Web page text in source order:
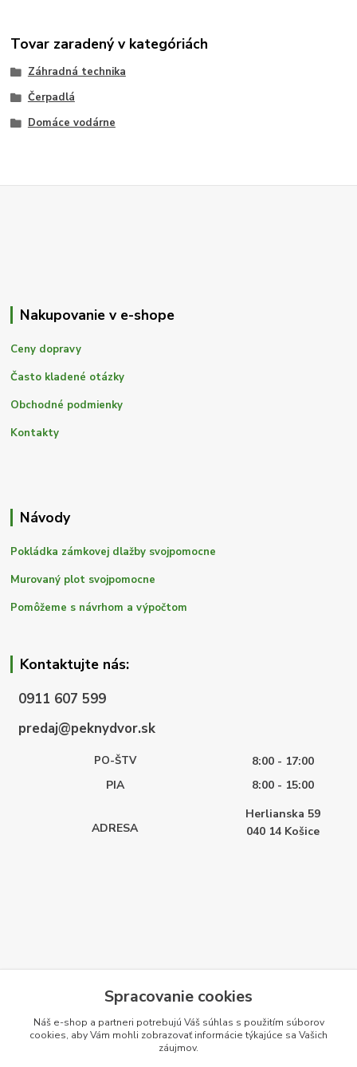
Tovar zaradený v kategóriách
Záhradná technika
Čerpadlá
Domáce vodárne
Nakupovanie v e-shope
Ceny dopravy
Často kladené otázky
Obchodné podmienky
Kontakty
Návody
Pokládka zámkovej dlažby svojpomocne
Murovaný plot svojpomocne
Pomôžeme s návrhom a výpočtom
Kontaktujte nás:
0911 607 599
predaj@peknydvor.sk
PO-ŠTV
8:00 - 17:00
PIA
8:00 - 15:00
ADRESA
Herlianska 59
040 14 Košice
Spracovanie cookies
Náš e-shop a partneri potrebujú Váš súhlas s použitím súborov
cookies, aby Vám mohli zobrazovať informácie týkajúce sa Vašich
záujmov.